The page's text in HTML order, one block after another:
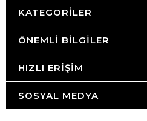
KATEGORILER
ÖNEMLI BILGILER
HIZLI ERIŞIM
SOSYAL MEDYA